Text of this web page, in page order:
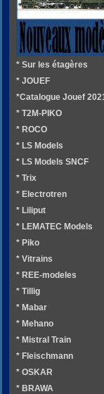
* Sur les étagères
* JOUEF
*Catalogue Jouef
* T2M-PIKO
* ROCO
* LS Models
* LS Models SNCF
* Trix
* Electrotren
* Liliput
* LEMATEC Models
* Piko
* Vitrains
* REE-modeles
* Tillig
* Mabar
* Mehano
* Mistral Train
* Fleischmann
* OSKAR
* BRAWA